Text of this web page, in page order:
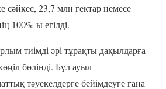
сәйкес, 23,7 млн гектар немесе
100%-ы егілді.
тиімді әрі тұрақты дақылдарға
бөлінді. Бұл ауыл
тәуекелдерге бейімдеуге ғана